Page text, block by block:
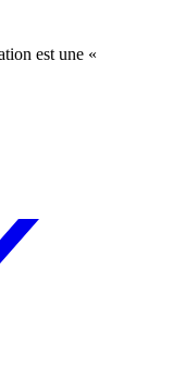
est une «